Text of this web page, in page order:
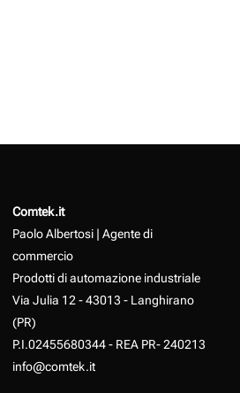
Comtek.it
Paolo Albertosi | Agente di
commercio
Prodotti di automazione industriale
Via Julia 12 - 43013 - Langhirano
(PR)
P.I.02455680344 - REA PR- 240213
info@comtek.it